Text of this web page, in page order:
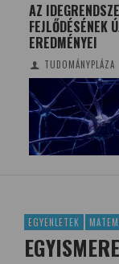
FRISSÜL A
UTCAKÉP! –
GOOGLE
CSONKA
EGYENLETEK